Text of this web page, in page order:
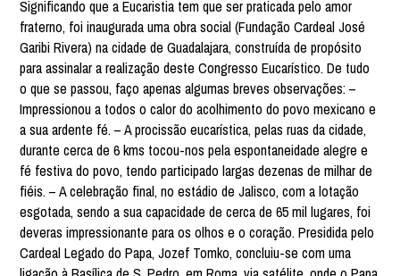
Significando que a Eucaristia tem que ser praticada pelo amor
fraterno, foi inaugurada uma obra social (Fundação Cardeal José
Garibi Rivera) na cidade de Guadalajara, construída de propósito
para assinalar a realização deste Congresso Eucarístico. De tudo
o que se passou, faço apenas algumas breves observações: –
Impressionou a todos o calor do acolhimento do povo mexicano e
a sua ardente fé. – A procissão eucarística, pelas ruas da cidade,
durante cerca de 6 kms tocou-nos pela espontaneidade alegre e
fé festiva do povo, tendo participado largas dezenas de milhar de
fiéis. – A celebração final, no estádio de Jalisco, com a lotação
esgotada, sendo a sua capacidade de cerca de 65 mil lugares, foi
deveras impressionante para os olhos e o coração. Presidida pelo
Cardeal Legado do Papa, Jozef Tomko, concluiu-se com uma